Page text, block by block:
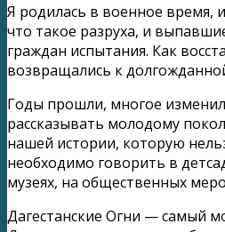
Я родилась в военное время,
что такое разруха, и
граждан испытания. Как
возвращались к
Годы прошли, многое
рассказывать молодому
нашей истории, которую
необходимо говорить в
музеях, на общественных
Дагестанские Огни — самый